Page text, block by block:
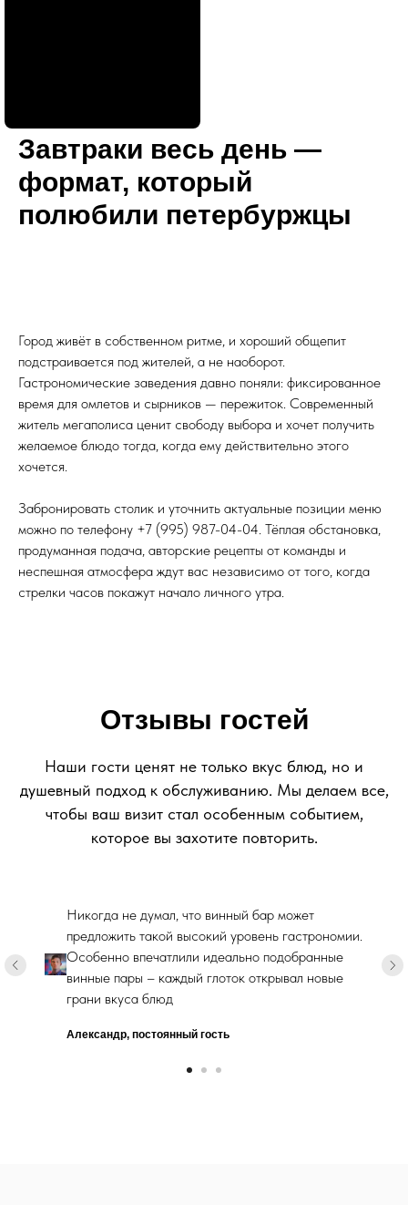
Завтраки весь день —
формат, который
полюбили петербуржцы
Город живёт в собственном ритме, и хороший общепит
подстраивается под жителей, а не наоборот.
Гастрономические заведения давно поняли: фиксированное
время для омлетов и сырников — пережиток. Современный
житель мегаполиса ценит свободу выбора и хочет получить
желаемое блюдо тогда, когда ему действительно этого
хочется.
Забронировать столик и уточнить актуальные позиции меню
можно по телефону +7 (995) 987-04-04. Тёплая обстановка,
продуманная подача, авторские рецепты от команды и
неспешная атмосфера ждут вас независимо от того, когда
стрелки часов покажут начало личного утра.
Отзывы гостей
Наши гости ценят не только вкус блюд, но и
душевный подход к обслуживанию. Мы делаем все,
чтобы ваш визит стал особенным событием,
которое вы захотите повторить.
Никогда не думал, что винный бар может
предложить такой высокий уровень гастрономии.
Особенно впечатлили идеально подобранные
винные пары – каждый глоток открывал новые
грани вкуса блюд
Александр, постоянный гость